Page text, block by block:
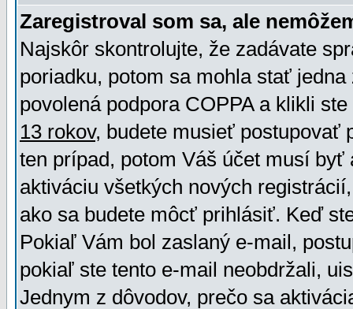
Zaregistroval som sa, ale
Najskôr skontrolujte, že zadávate
poriadku, potom sa mohla stať
povolená podpora COPPA a klikli
13 rokov, budete musieť postupovať
ten prípad, potom Váš účet musí
aktiváciu všetkých nových
ako sa budete môcť prihlásiť. Keď
Pokiaľ Vám bol zaslaný e-mail,
pokiaľ ste tento e-mail neobdržali,
Jednym z dôvodov, prečo sa